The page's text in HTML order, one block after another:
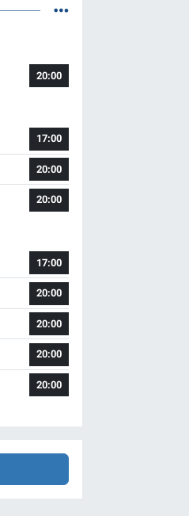
20:00
17:00
20:00
20:00
17:00
20:00
20:00
20:00
20:00